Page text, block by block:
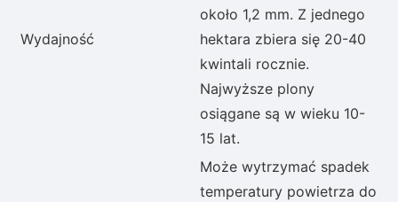
Wydajność
około 1,2 mm. Z jednego
hektara zbiera się 20-40
kwintali rocznie.
Najwyższe plony
osiągane są w wieku 10-
15 lat.
Może wytrzymać spadek
temperatury powietrza do